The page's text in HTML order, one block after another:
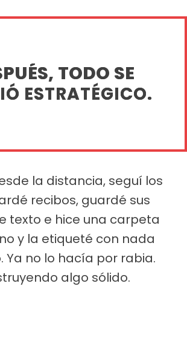
TODO SE
ESTRATÉGICO.
la distancia, seguí los
recibos, guardé sus
texto e hice una carpeta
y la etiqueté con nada
Ya no lo hacía por rabia.
algo sólido.